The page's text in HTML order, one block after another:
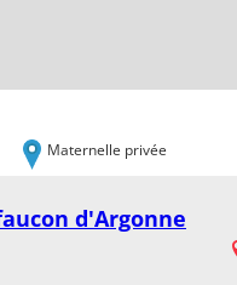
Maternelle privée
d'Argonne